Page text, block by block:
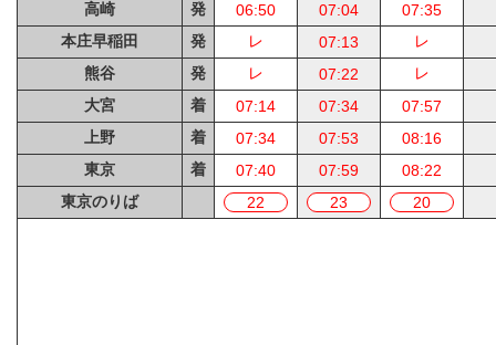
高崎
発 06:50 07:04
07:35
本庄早稲田
発 レ 07:13
レ
熊谷
発 レ 07:22
レ
大宮
着 07:14 07:34
07:57
上野
着 07:34 07:53
08:16
東京
着 07:40 07:59
08:22
東京のりば
22 23 20